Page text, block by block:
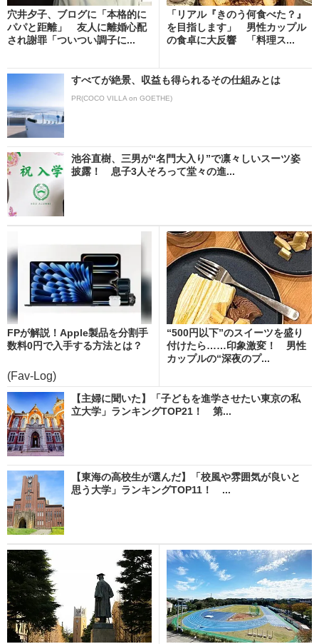
穴井夕子、ブログに「本格的に
パパと距離」 友人に離婚心配
され謝罪「ついつい調子に...
「リアル『きのう何食べた？』
を目指します」 男性カップル
の食卓に大反響 「料理ス...
すべてが絶景、収益も得られるその仕組みとは
PR(COCO VILLA on GOETHE)
池谷直樹、三男が“名門大入り”で凛々しいスーツ姿
披露！ 息子3人そろって堂々の進...
FPが解説！Apple製品を分割手
数料0円で入手する方法とは？
(Fav-Log)
“500円以下”のスイーツを盛り
付けたら……印象激変！ 男性
カップルの“深夜のプ...
【主婦に聞いた】「子どもを進学させたい東京の私
立大学」ランキングTOP21！ 第...
【東海の高校生が選んだ】「校風や雰囲気が良いと
思う大学」ランキングTOP11！ ...